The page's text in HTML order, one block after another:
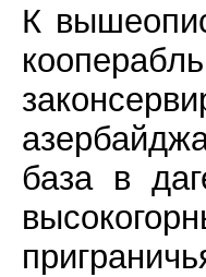
К
база в